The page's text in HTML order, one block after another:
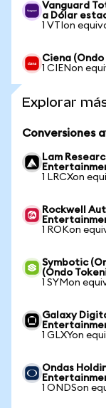
Vanguard
a Dólar
1 VTIon
Ciena
1 CIENon
Explorar
Conversiones
Lam
1 LRCXon
Rockwell
1 ROKon
Symbotic
(Ondo
1 SYMon
Galaxy
1 GLXYon
Ondas
1 ONDSon